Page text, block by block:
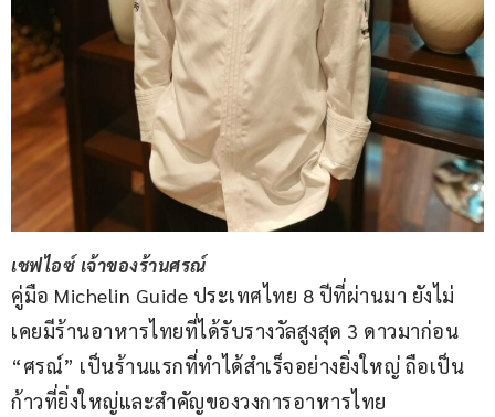
เชฟไอซ์ เจ้าของร้านศรณ์
คู่มือ Michelin Guide ประเทศไทย 8 ปีที่ผ่านมา ยังไม่
เคยมีร้านอาหารไทยที่ได้รับรางวัลสูงสุด 3 ดาวมาก่อน
“ศรณ์” เป็นร้านแรกที่ทำได้สำเร็จอย่างยิ่งใหญ่ ถือเป็น
ก้าวที่ยิ่งใหญ่และสำคัญของวงการอาหารไทย